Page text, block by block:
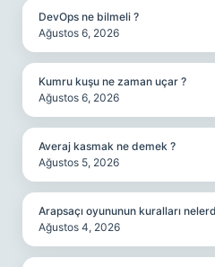
DevOps ne bilmeli ?
Ağustos 6, 2026
Kumru kuşu ne zaman uçar ?
Ağustos 6, 2026
Averaj kasmak ne demek ?
Ağustos 5, 2026
Arapsaçı oyununun kuralları
Ağustos 4, 2026